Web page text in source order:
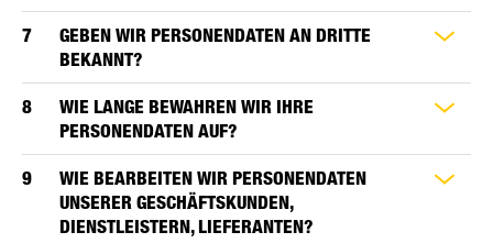
GEBEN WIR PERSONENDATEN AN DRITTE
BEKANNT?
WIE LANGE BEWAHREN WIR IHRE
PERSONENDATEN AUF?
WIE BEARBEITEN WIR PERSONENDATEN
UNSERER GESCHÄFTSKUNDEN,
DIENSTLEISTERN, LIEFERANTEN?